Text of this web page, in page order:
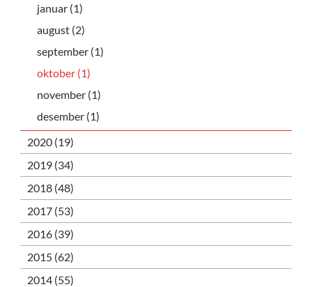
januar (1)
august (2)
september (1)
oktober (1)
november (1)
desember (1)
2020 (19)
2019 (34)
2018 (48)
2017 (53)
2016 (39)
2015 (62)
2014 (55)